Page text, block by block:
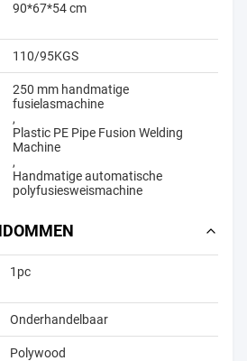
90*67*54 cm
110/95KGS
250 mm handmatige
fusielasmachine
,
Plastic PE Pipe Fusion Welding
Machine
,
Handmatige automatische
polyfusiesweismachine
1pc
Onderhandelbaar
Polywood